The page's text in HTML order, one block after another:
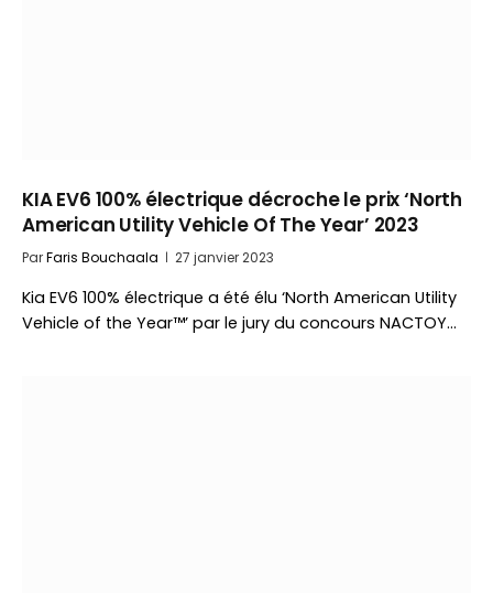
KIA EV6 100% électrique décroche le prix ‘North
American Utility Vehicle Of The Year’ 2023
ParFaris Bouchaala 27 janvier 2023
Kia EV6 100% électrique a été élu ‘North American Utility
Vehicle of the Year™’ par le jury du concours NACTOY…